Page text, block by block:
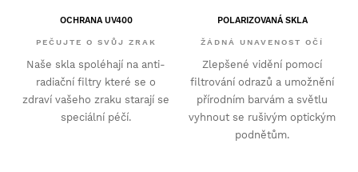
OCHRANA UV400
PEČUJTE O SVŮJ ZRAK
Naše skla spoléhají na anti-
radiační filtry které se o
zdraví vašeho zraku starají se
speciální péčí.
POLARIZOVANÁ SKLA
ŽÁDNÁ UNAVENOST OČÍ
Zlepšené vidění pomocí
filtrování odrazů a umožnění
přírodním barvám a světlu
vyhnout se rušivým optickým
podnětům.